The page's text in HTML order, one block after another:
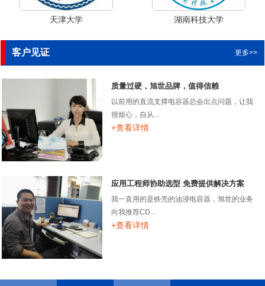
天津大学 湖南科技大学
客户见证 更多>>
质量过硬，旭世品牌，值得信赖
以前用的直流支撑电容器总会出点问题，让我
很烦心，自从...
+查看详情
应用工程师协助选型 免费提供解决方案
我一直用的是铁壳的油浸电容器，旭世的业务
向我推荐CD...
+查看详情